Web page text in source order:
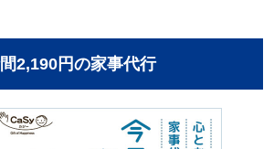
2,190円の家事代行